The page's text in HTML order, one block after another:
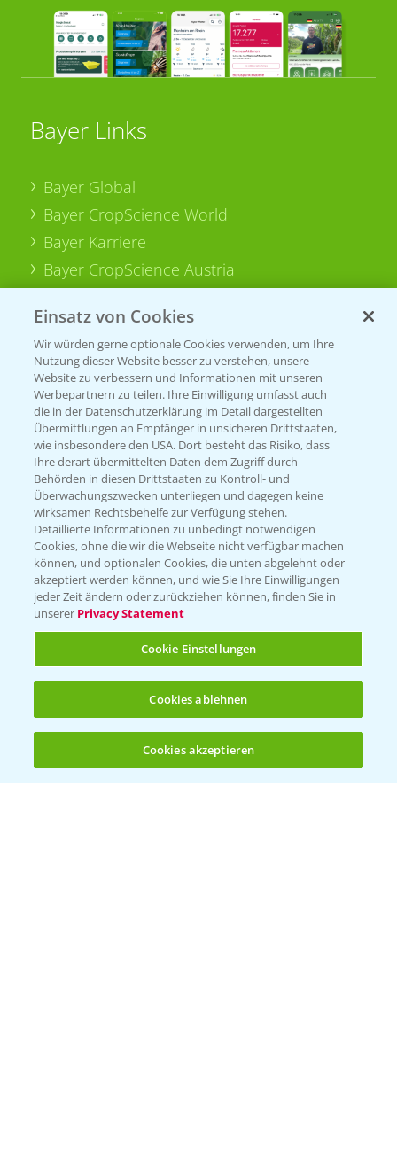
(noch 4)
Bayer Links
Bayer Global
Bayer CropScience World
Bayer Karriere
Bayer CropScience Austria
Presse
Vegetables Deutschland
Infos
LINKS
Apps
Wetter Aktuell
BROSCHÜREN
Ackerbau
Saatgut
Sonderkulturen
Verantwortung & Sorgfalt
PAMIRA - Packmittelrücknahme
Sammelstellen und Termine
Einsatz von Cookies
Wir würden gerne optionale Cookies verwenden, um Ihre
Nutzung dieser Website besser zu verstehen, unsere
Website zu verbessern und Informationen mit unseren
Werbepartnern zu teilen. Ihre Einwilligung umfasst auch
die in der Datenschutzerklärung im Detail dargestellten
Übermittlungen an Empfänger in unsicheren Drittstaaten,
wie insbesondere den USA. Dort besteht das Risiko, dass
Ihre derart übermittelten Daten dem Zugriff durch
Behörden in diesen Drittstaaten zu Kontroll- und
Überwachungszwecken unterliegen und dagegen keine
wirksamen Rechtsbehelfe zur Verfügung stehen.
Detaillierte Informationen zu unbedingt notwendigen
Cookies, ohne die wir die Webseite nicht verfügbar machen
können, und optionalen Cookies, die unten abgelehnt oder
akzeptiert werden können, und wie Sie Ihre Einwilligungen
jeder Zeit ändern oder zurückziehen können, finden Sie in
unserer Privacy Statement
Cookie Einstellungen
Cookies ablehnen
Cookies akzeptieren